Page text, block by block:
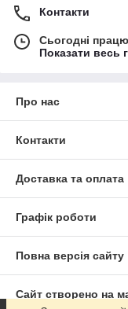
Контакти
Сьогодні
Показати весь
Про нас
Контакти
Доставка та оплата
Графік роботи
Повна версія сайту
Сайт створено на